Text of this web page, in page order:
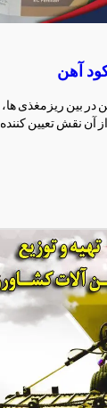
آهن
در بین ریزمغذی ها،
آن نقش تعیین کننده